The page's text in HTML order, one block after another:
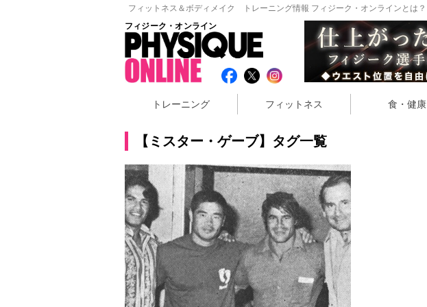
フィットネス＆ボディメイク トレーニング情報 フィジーク・オンラインとは？
フィジーク・オンライン
トレーニング フィットネス 食・健康
【ミスター・ゲーブ】タグ一覧